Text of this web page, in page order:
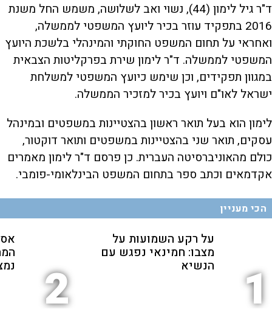
ד"ר גיל לימון (44), נשוי ואב לשלושה, משמש החל משנת
2016 בתפקיד עוזר בכיר ליועץ המשפטי לממשלה,
ואחראי על תחום המשפט החוקתי והמינהלי בלשכת היועץ
המשפטי לממשלה. ד"ר לימון שירת בפרקליטות הצבאית
במגוון תפקידים, וכן שימש כיועץ המשפטי למשלחת
ישראל לאו"ם ויועץ בכיר למזכיר הממשלה.
לימון הוא בעל תואר ראשון בהצטיינות במשפטים ובמינהל
עסקים, תואר שני בהצטיינות במשפטים ותואר דוקטור,
כולם מהאוניברסיטה העברית. כן פרסם ד"ר לימון מאמרים
אקדמאים וכתב ספר בתחום המשפט הבינלאומי-פומבי.
הכי מעניין
1
על רקע השמועות על
מצבו: חמינאי נפגש עם
הנשיא 2